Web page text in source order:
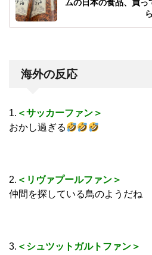
ムの日本の食品、買
海外の反応
1. ＜サッカーファン＞
おかし過ぎる
2. ＜リヴァプールファン＞
仲間を探している鳥のようだね
3. ＜シュツットガルトファン＞